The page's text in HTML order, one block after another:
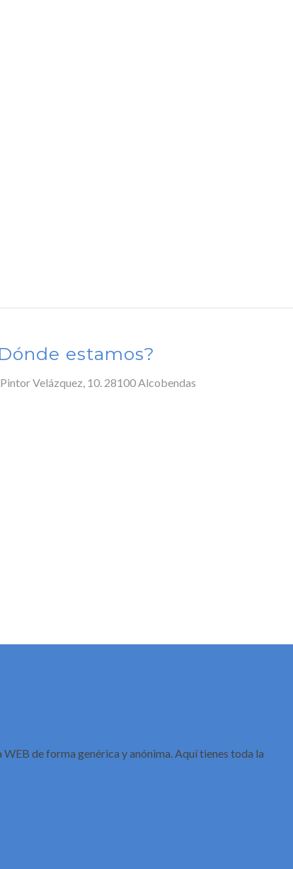
estamos?
Velázquez, 10. 28100 Alcobendas
de forma genérica y anónima. Aquí tienes toda la